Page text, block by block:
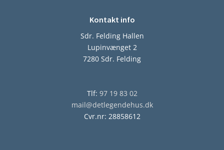
Kontakt info
Sdr. Felding Hallen
Lupinvænget 2
7280 Sdr. Felding
Tlf: 97 19 83 02
mail@detlegendehus.dk
Cvr.nr: 28858612